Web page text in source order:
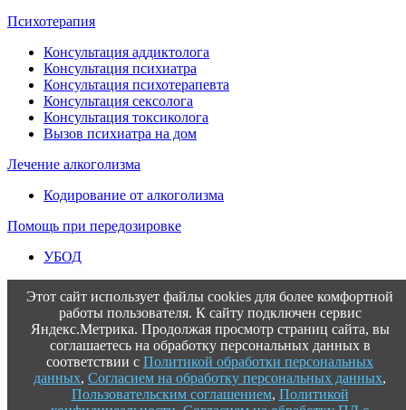
Психотерапия
Консультация аддиктолога
Консультация психиатра
Консультация психотерапевта
Консультация сексолога
Консультация токсиколога
Вызов психиатра на дом
Лечение алкоголизма
Кодирование от алкоголизма
Помощь при передозировке
УБОД
Этот сайт использует файлы cookies для более комфортной
работы пользователя. К сайту подключен сервис
Яндекс.Метрика. Продолжая просмотр страниц сайта, вы
соглашаетесь на обработку персональных данных в
соответствии с Политикой обработки персональных
данных, Согласием на обработку персональных данных,
Пользовательским соглашением, Политикой